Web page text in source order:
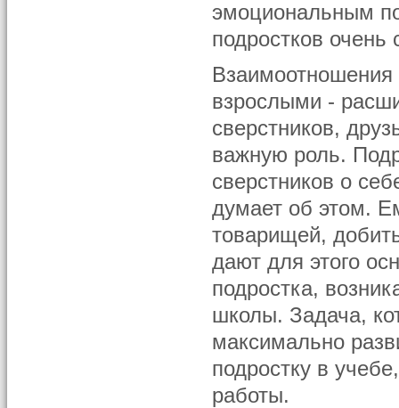
эмоциональным
подростков очень
взрослыми -
сверстников,
важную роль.
сверстников о
думает об этом.
товарищей,
дают для этого
подростка,
школы. Задача,
максимально
подростку в
работы.